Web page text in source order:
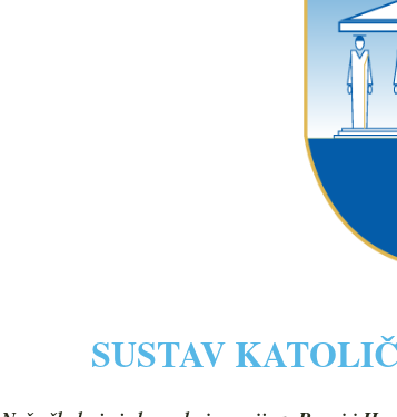
SUSTAV